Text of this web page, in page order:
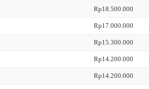
Rp18.500.000
Rp17.000.000
Rp15.300.000
Rp14.200.000
Rp14.200.000